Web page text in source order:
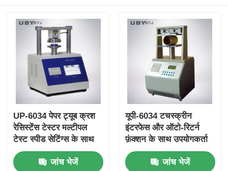
UP-6034 पेपर ट्यूब क्रश
रेसिस्टेंस टेस्टर मल्टीपल
टेस्ट स्पीड सेटिंग्स के साथ
ओवरलोड प्रोटेक्शन और
ISO11093-9 अनुरूपता
जांच भेजें
यूपी-6034 टचस्क्रीन
इंटरफेस और ऑटो-रिटर्न
फ़ंक्शन के साथ उपयोगकर्ता
के अनुकूल पेपर ट्यूब क्रश
स्ट्रेंथ टेस्टरजांच भेजें